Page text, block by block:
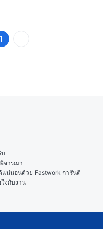
1
จารณา
แน่นอนด้วย Fastwork การันตี
จกับงาน